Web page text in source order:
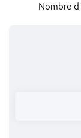
Nombre